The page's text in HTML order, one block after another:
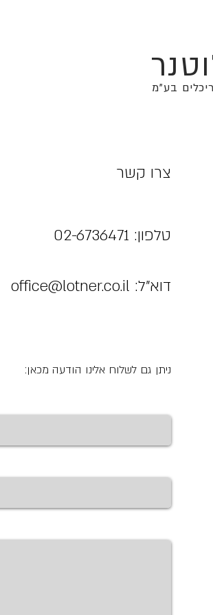
בע"מ
צרו קשר
טלפון: 02-6736471
דוא"ל: office@lotner.co.il
ניתן גם לשלוח אלינו הודעה מכאן: